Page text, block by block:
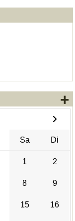
Sa Di
1 2
8 9
15 16
+